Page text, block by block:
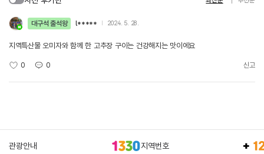
대구석 출석왕 l***** 2024. 5. 28.
지역특산물 오미자와 함께 한 고추장 구이는 건강해지는 맛이에요
0 0 신고
관광안내 지역번호